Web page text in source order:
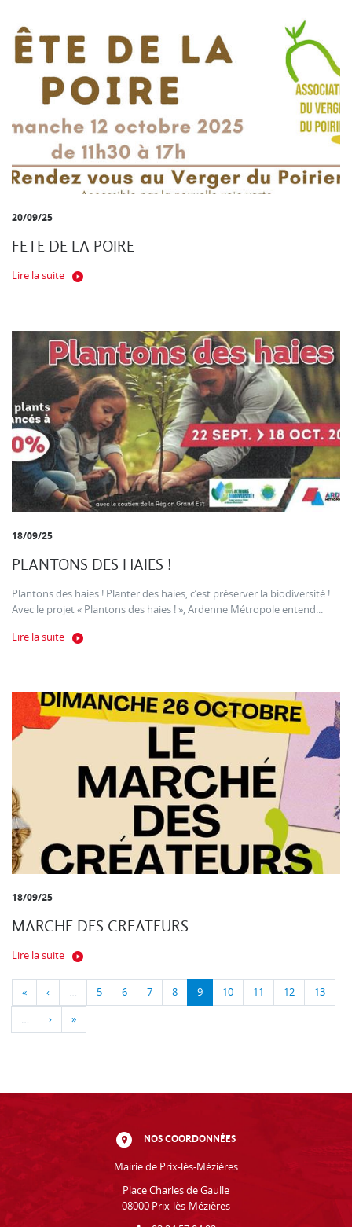
20/09/25
FETE DE LA POIRE
Lire la suite
18/09/25
PLANTONS DES HAIES !
Plantons des haies ! Planter des haies, c’est préserver la biodiversité !
Avec le projet « Plantons des haies ! », Ardenne Métropole entend...
Lire la suite
18/09/25
MARCHE DES CREATEURS
Lire la suite
« ‹ … 5 6 7 8 9 10 11 12 13
… › »
NOS COORDONNÉES
Mairie de Prix-lès-Mézières
Place Charles de Gaulle
08000 Prix-lès-Mézières